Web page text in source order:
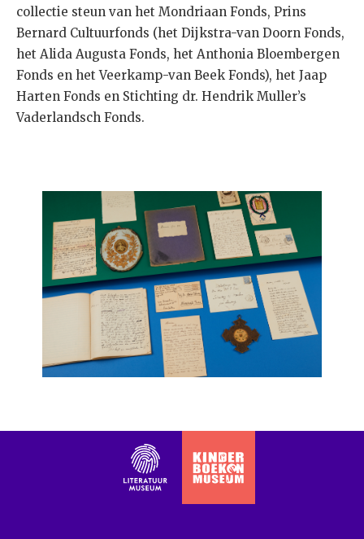
collectie steun van het Mondriaan Fonds, Prins
Bernard Cultuurfonds (het Dijkstra-van Doorn Fonds,
het Alida Augusta Fonds, het Anthonia Bloembergen
Fonds en het Veerkamp-van Beek Fonds), het Jaap
Harten Fonds en Stichting dr. Hendrik Muller’s
Vaderlandsch Fonds.